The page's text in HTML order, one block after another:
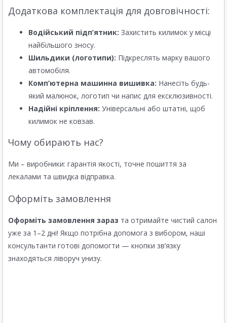
Додаткова комплектація для довговічності:
Водійський підп’ятник: Захистить килимок у місці
найбільшого зносу.
Шильдики (логотипи): Підкреслять марку вашого
автомобіля.
Комп’ютерна машинна вишивка: Нанесіть будь-
який малюнок, логотип чи напис для ексклюзивності.
Надійні кріплення: Універсальні або штатні, щоб
килимок не ковзав.
Чому обирають нас?
Ми – виробники: гарантія якості, точне пошиття за
лекалами та швидка відправка.
Оформіть замовлення
Оформіть замовлення зараз та отримайте чистий салон
уже за 1–2 дні! Якщо потрібна допомога з вибором, наші
консультанти готові допомогти — кнопки зв’язку
знаходяться ліворуч унизу.